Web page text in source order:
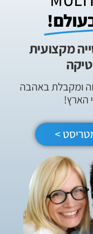
ומקבלת באהבה
הארץ!
>